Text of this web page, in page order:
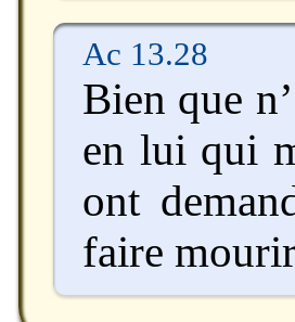
Ac 13.28
Bien que
en lui qui
ont
faire